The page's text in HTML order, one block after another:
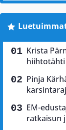
Krista
hiihtotähti
Pinja
EM-
ratkaisun